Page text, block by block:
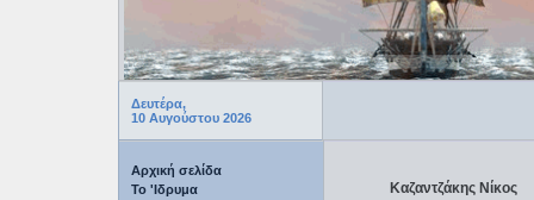
Δευτέρα,
10 Αυγούστου 2026
Αρχική σελίδα
Το 'Ιδρυμα
Καζαντζάκης Νίκος